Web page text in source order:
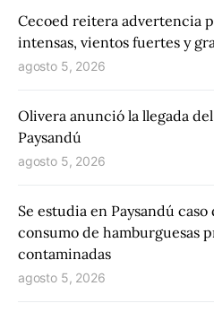
Cecoed reitera advertencia
intensas, vientos fuertes y
agosto 5, 2026
Olivera anunció la llegada del
Paysandú
agosto 5, 2026
Se estudia en Paysandú
consumo de hamburguesas
contaminadas
agosto 5, 2026